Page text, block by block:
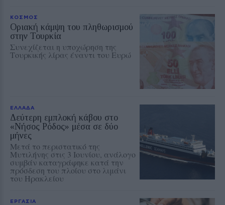
ΚΟΣΜΟΣ
Οριακή κάμψη του πληθωρισμού
στην Τουρκία
Συνεχίζεται η υποχώρηση της
Τουρκικής λίρας έναντι του Ευρώ
ΕΛΛΑΔΑ
Δεύτερη εμπλοκή κάβου στο
«Νήσος Ρόδος» μέσα σε δύο
μήνες
Μετά το περιστατικό της
Μυτιλήνης στις 3 Ιουνίου, ανάλογο
συμβάν καταγράφηκε κατά την
πρόσδεση του πλοίου στο λιμάνι
του Ηρακλείου
ΕΡΓΑΣΙΑ